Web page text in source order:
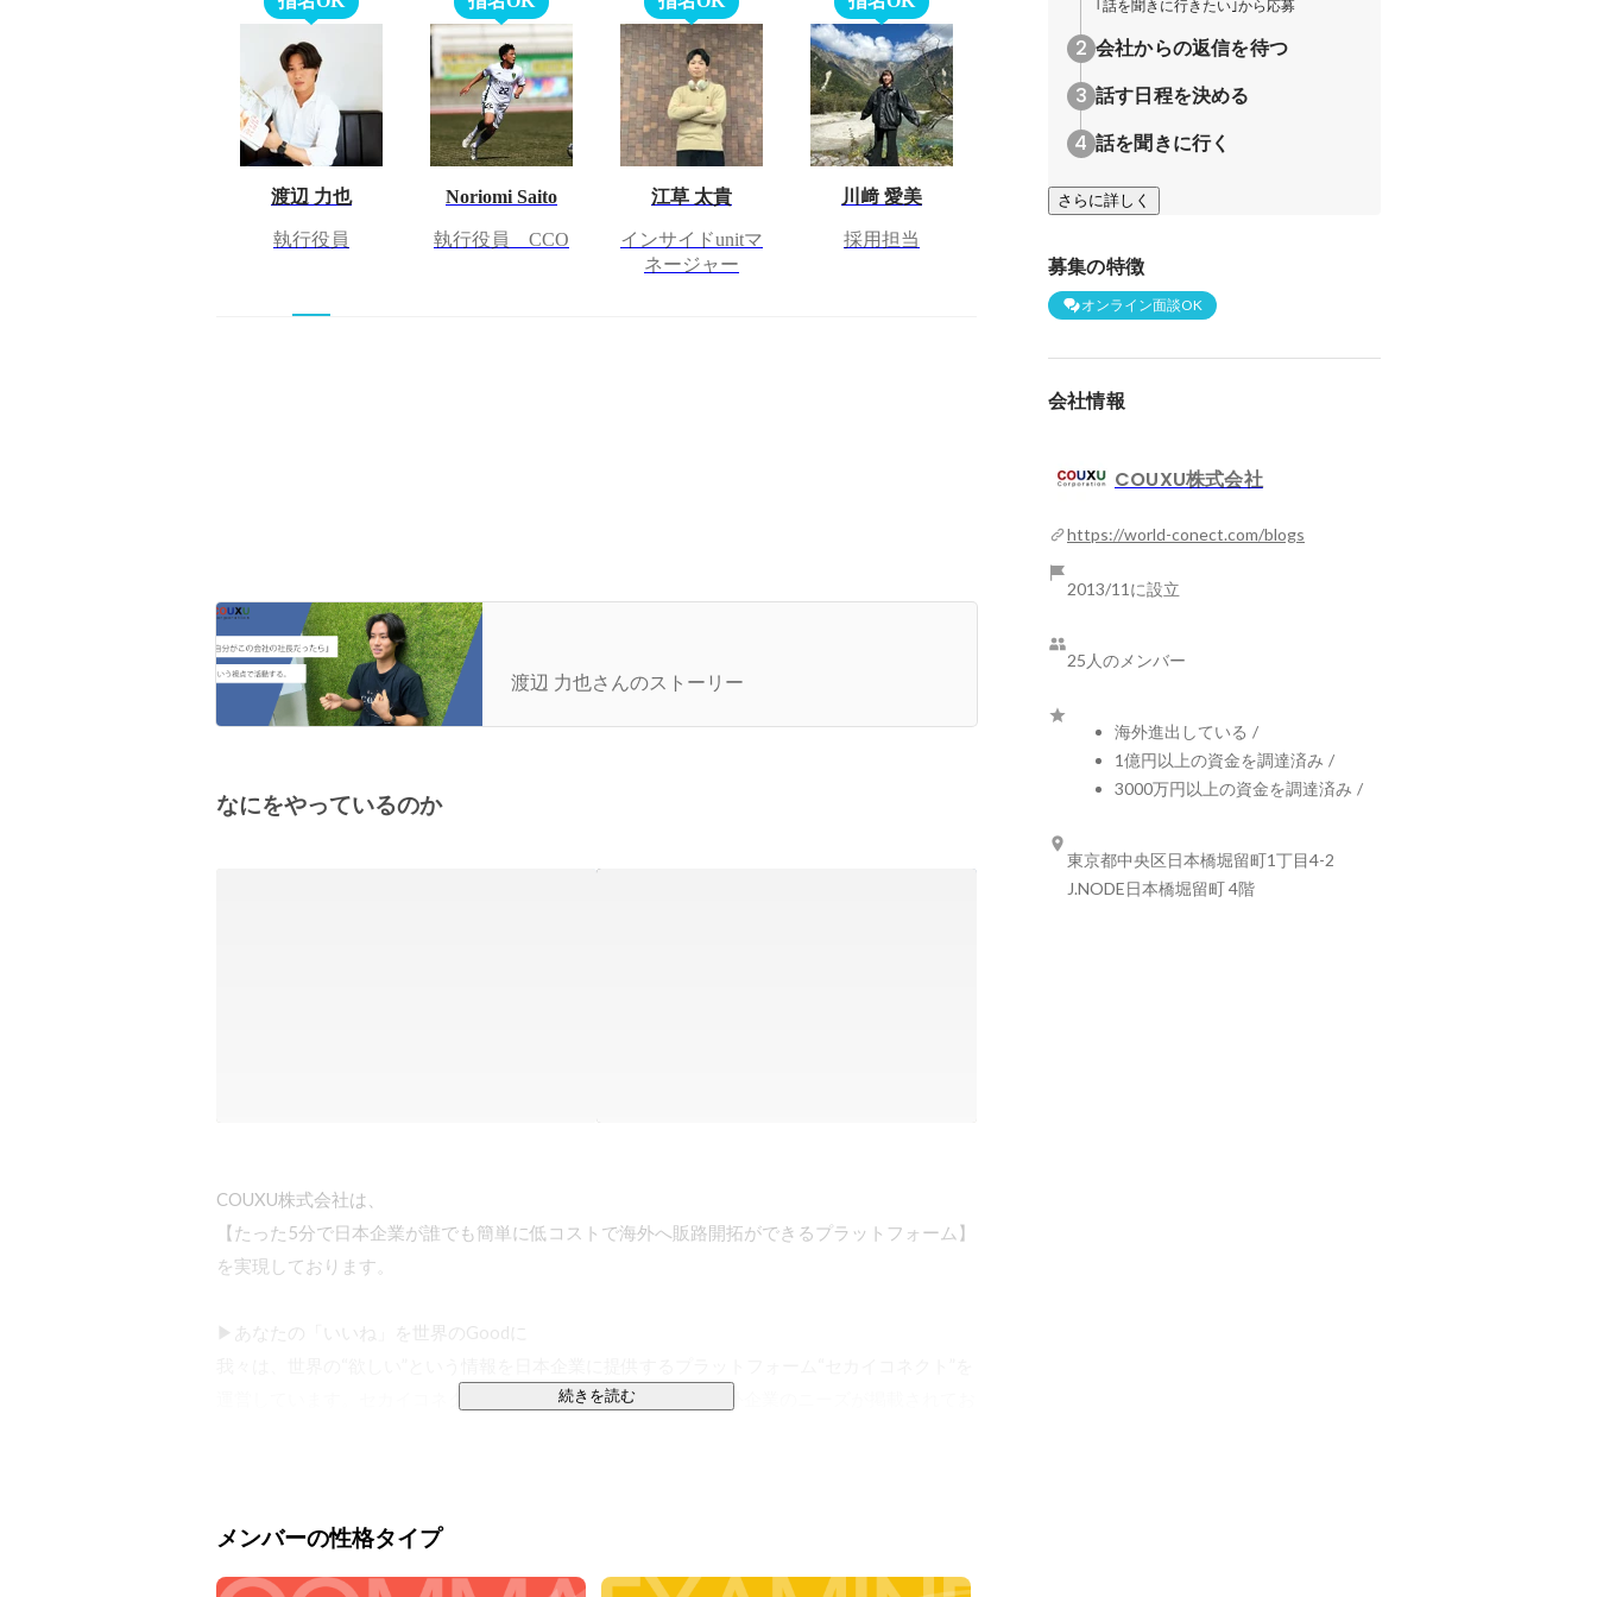
渡辺 力也
執行役員
Noriomi Saito
執行役員 CCO
江草 太貴
インサイドunitマ
ネージャー
川﨑 愛美
採用担当
動する。───COUXUのTop営業マンにインタビュ
ー
渡辺 力也さんのストーリー
なにをやっているのか
COUXU株式会社は、
【たった5分で日本企業が誰でも簡単に低コストで海外へ販路開拓ができるプラットフォーム】
を実現しております。
▶あなたの「いいね」を世界のGoodに
運営しています。セカイコネクトには約30ヶ国、約2500社の海外企業のニーズが掲載されてお
取引提案などのメッセージを送ることが可能です。
続きを読む
メンバーの性格タイプ
｢話を聞きに行きたい｣から応募
会社からの返信を待つ
話す日程を決める
話を聞きに行く
さらに詳しく
募集の特徴
オンライン面談OK
会社情報
COUXU株式会社
https://world-conect.com/blogs
2013/11に設立
25人のメンバー
海外進出している /
1億円以上の資金を調達済み /
3000万円以上の資金を調達済み /
東京都中央区日本橋堀留町1丁目4-2
J.NODE日本橋堀留町 4階